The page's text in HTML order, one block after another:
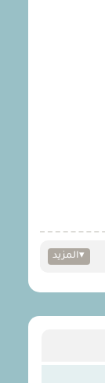
▾المزيد